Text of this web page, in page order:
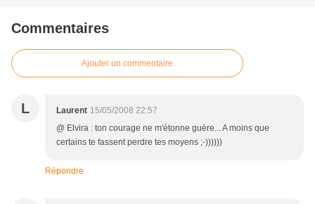
Commentaires
Ajouter un commentaire
L Laurent 15/05/2008 22:57
@ Elvira : ton courage ne m'étonne guère... A moins que
certains te fassent perdre tes moyens ;-))))))
Répondre